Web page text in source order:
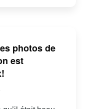
photos de
est